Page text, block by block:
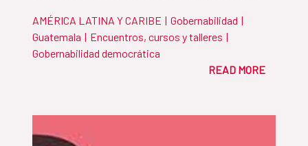
AMÉRICA LATINA Y CARIBE | Gobernabilidad |
Guatemala | Encuentros, cursos y talleres |
Gobernabilidad democrática
READ MORE